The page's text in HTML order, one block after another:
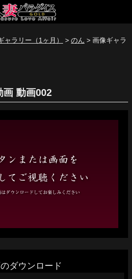
ログイン
ー
ー
ー
ー
ャラリー（1ヶ月） > のん > 画像ギャラ
画
ダウンロード